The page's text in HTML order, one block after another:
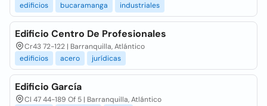
edificios
bucaramanga industriales
Edificio Centro De Profesionales
Cr43 72-122 | Barranquilla, Atlántico
edificios
acero jurídicas
Edificio García
Cl 47 44-189 Of 5 | Barranquilla, Atlántico